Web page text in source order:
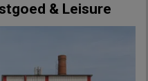
& Leisure